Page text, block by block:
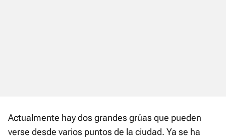
Actualmente hay dos grandes grúas que pueden
verse desde varios puntos de la ciudad. Ya se ha